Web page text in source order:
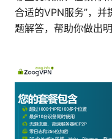
合适的VPN服务”，并
题解答，帮助你做出明